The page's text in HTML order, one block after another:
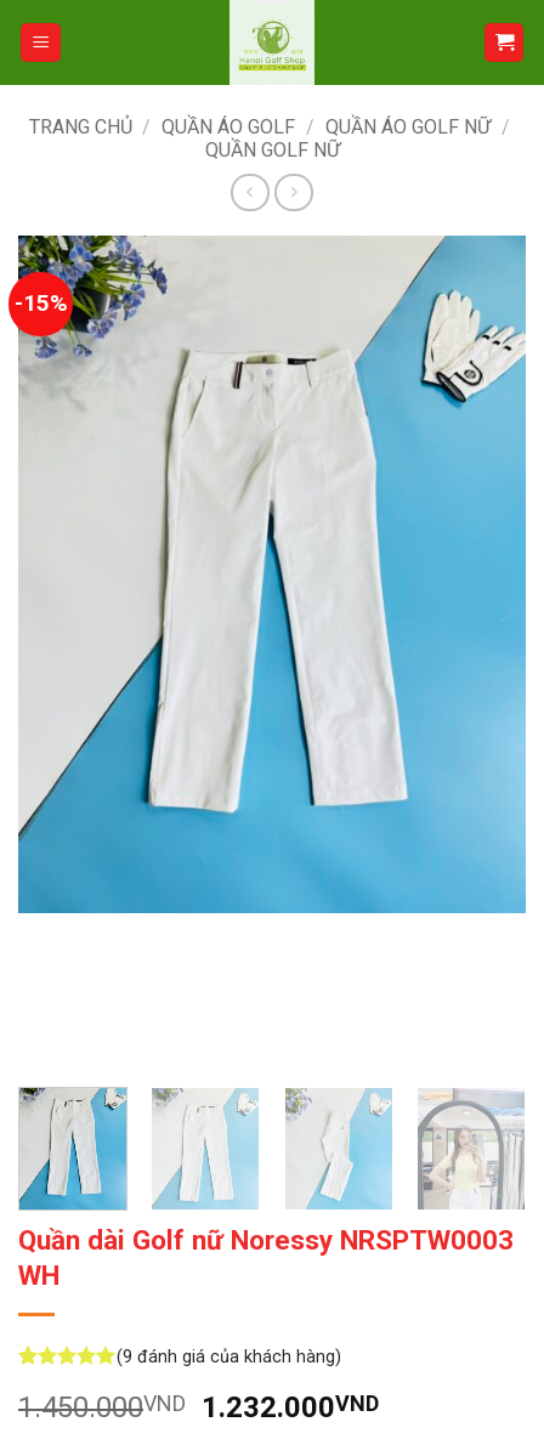
TRANG CHỦ / QUẦN ÁO GOLF / QUẦN ÁO GOLF NỮ /
QUẦN GOLF NỮ
-15%
Quần dài Golf nữ Noressy NRSPTW0003
WH
dựa trên
đánh giá
(9 đánh giá của khách hàng)
1.450.000VND
Giá
1.232.000VNDGiá